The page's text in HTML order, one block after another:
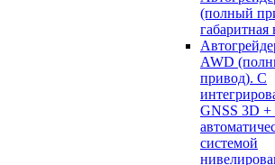
(полный
габаритная
AWD
привод). С
GNSS 3D +
системой